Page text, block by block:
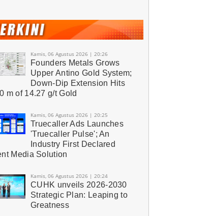
Kamis, 06 Agustus 2026 | 20:26
Founders Metals Grows
Upper Antino Gold System;
Down-Dip Extension Hits
m of 14.27 g/t Gold
Kamis, 06 Agustus 2026 | 20:25
Truecaller Ads Launches
'Truecaller Pulse'; An
Industry First Declared
Media Solution
Kamis, 06 Agustus 2026 | 20:24
CUHK unveils 2026-2030
Strategic Plan: Leaping to
Greatness